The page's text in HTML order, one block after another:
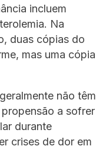
incluem
Na
duas cópias do
mas uma cópia
não têm
a sofrer
durante
crises de dor em